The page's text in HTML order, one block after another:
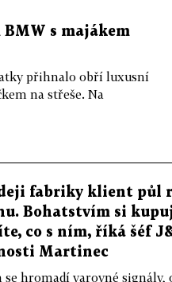
BMW s majákem
přihnalo obří luxusní
na střeše. Na
fabriky klient půl
Bohatstvím si
co s ním, říká šéf
Martinec
hromadí varovné signály,